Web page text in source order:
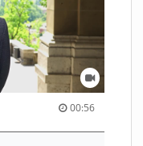
00:56